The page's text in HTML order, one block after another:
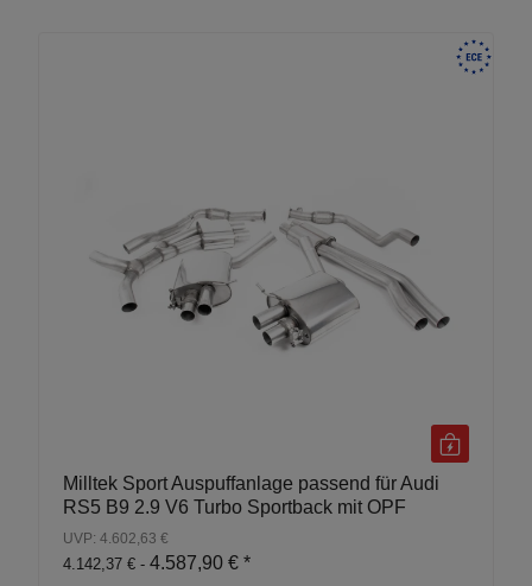
Milltek Sport Auspuffanlage passend für Audi
RS5 B9 2.9 V6 Turbo Sportback mit OPF
UVP: 4.602,63 €
4.142,37 € - 4.587,90 € *